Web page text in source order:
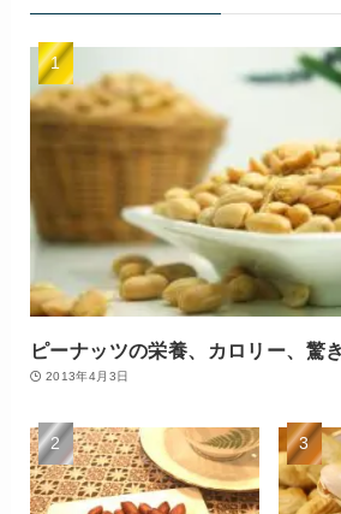
ピーナッツの栄養、カロリー、驚
2013年4月3日